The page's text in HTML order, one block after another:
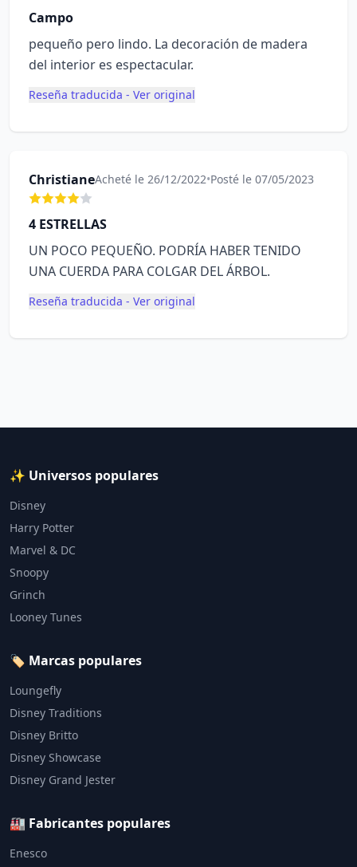
Campo
pequeño pero lindo. La decoración de madera
del interior es espectacular.
Reseña traducida - Ver original
ChristianeAcheté le 26/12/2022•Posté le 07/05/2023
4 ESTRELLAS
UN POCO PEQUEÑO. PODRÍA HABER TENIDO
UNA CUERDA PARA COLGAR DEL ÁRBOL.
Reseña traducida - Ver original
✨ Universos populares
Disney
Harry Potter
Marvel & DC
Snoopy
Grinch
Looney Tunes
🏷️ Marcas populares
Loungefly
Disney Traditions
Disney Britto
Disney Showcase
Disney Grand Jester
🏭 Fabricantes populares
Enesco